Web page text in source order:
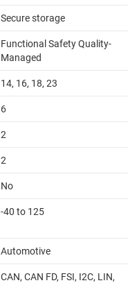
Secure storage
Functional Safety Quality-
Managed
14, 16, 18, 23
6
2
2
No
-40 to 125
Automotive
CAN, CAN FD, FSI, I2C, LIN,